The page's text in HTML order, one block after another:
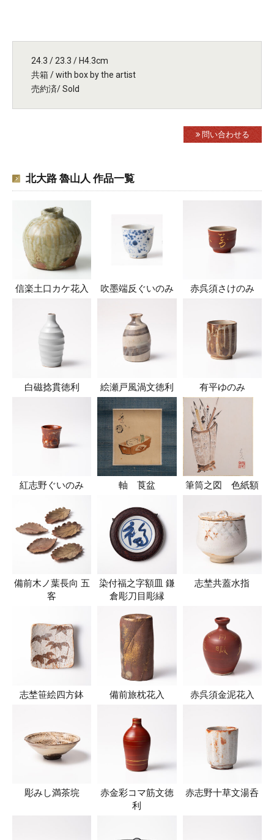
24.3 / 23.3 / H4.3cm
共箱 / with box by the artist
売約済/ Sold
問い合わせる
北大路 魯山人 作品一覧
信楽土口カケ花入 吹墨端反ぐいのみ 赤呉須さけのみ
白磁捻貫徳利 絵瀬戸風渦文徳利 有平ゆのみ
紅志野ぐいのみ 軸 莨盆 筆筒之図 色紙額
備前木ノ葉長向 五
客
染付福之字額皿 鎌
倉彫刀目彫縁
志埜共蓋水指
志埜笹絵四方鉢 備前旅枕花入 赤呉須金泥花入
彫みし満茶垸
赤金彩コマ筋文徳
利
赤志野十草文湯呑